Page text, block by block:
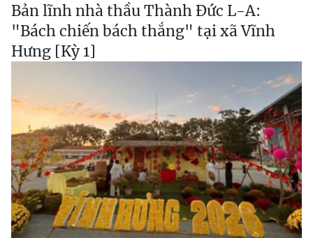
Bản lĩnh nhà thầu Thành Đức L-A:
"Bách chiến bách thắng" tại xã Vĩnh
Hưng [Kỳ 1]